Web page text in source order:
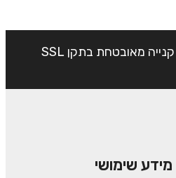
קנייה מאובטחת בתקן SSL
מידע שימושי